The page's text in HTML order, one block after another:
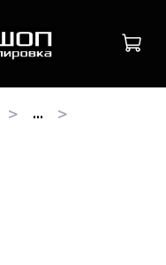
...